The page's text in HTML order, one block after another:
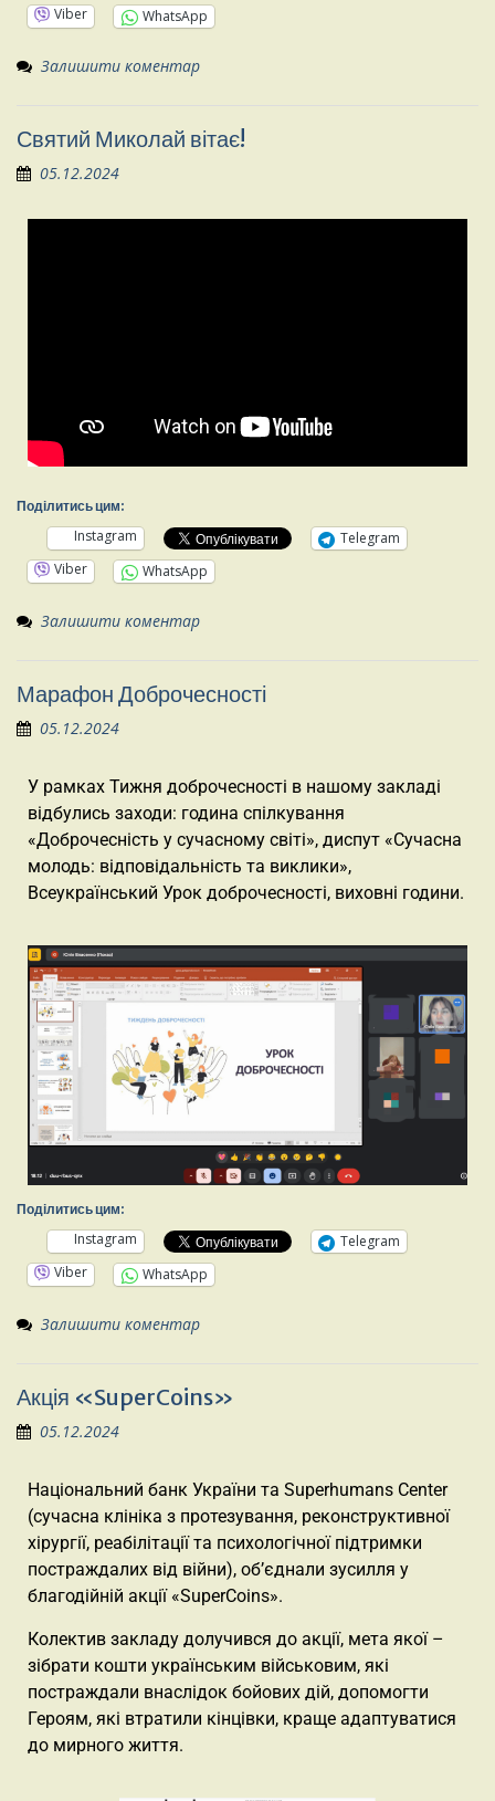
Viber
WhatsApp
Залишити коментар
Святий Миколай вітає!
05.12.2024
Поділитись цим:
Instagram
Telegram
Viber
WhatsApp
Залишити коментар
Марафон Доброчесності
05.12.2024
У рамках Тижня доброчесності в нашому закладі
відбулись заходи: година спілкування
«Доброчесність у сучасному світі», диспут «Сучасна
молодь: відповідальність та виклики»,
Всеукраїнський Урок доброчесності, виховні години.
Поділитись цим:
Instagram
Telegram
Viber
WhatsApp
Залишити коментар
Акція «SuperCoins»
05.12.2024
Національний банк України та Superhumans Center
(сучасна клініка з протезування, реконструктивної
хірургії, реабілітації та психологічної підтримки
постраждалих від війни), об’єднали зусилля у
благодійній акції «SuperCoins».
Колектив закладу долучився до акції, мета якої –
зібрати кошти українським військовим, які
постраждали внаслідок бойових дій, допомогти
Героям, які втратили кінцівки, краще адаптуватися
до мирного життя.